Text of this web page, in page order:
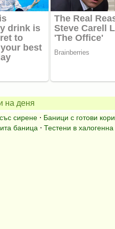
на деня
сирене ⋅ Баници с готови кори
баница ⋅ Тестени в халогенна